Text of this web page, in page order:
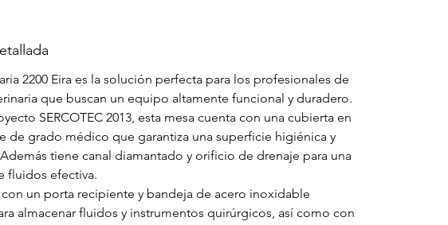
2200 Eira es la solución perfecta para los profesionales de
que buscan un equipo altamente funcional y duradero.
SERCOTEC 2013, esta mesa cuenta con una cubierta en
de grado médico que garantiza una superficie higiénica y
tiene canal diamantado y orificio de drenaje para una
fluidos efectiva.
con un porta recipiente y bandeja de acero inoxidable
almacenar fluidos y instrumentos quirúrgicos, así como con